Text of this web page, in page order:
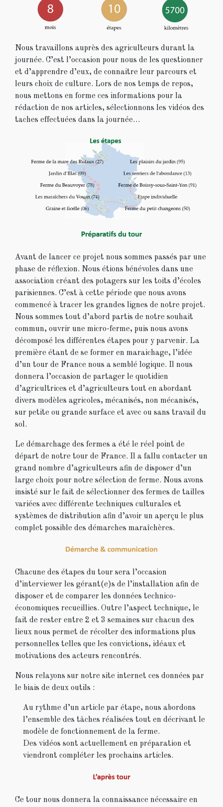
Nous travaillons auprès des agriculteurs durant la
journée. C’est l’occasion pour nous de les questionner
et d’apprendre d’eux, de connaitre leur parcours et
leurs choix de culture. Lors de nos temps de repos,
nous mettons en forme ces informations pour la
rédaction de nos articles, sélectionnons les vidéos des
taches effectuées dans la journée…
Avant de lancer ce projet nous sommes passés par une
phase de réflexion. Nous étions bénévoles dans une
association créant des potagers sur les toits d’écoles
parisiennes. C’est à cette période que nous avons
commencé à tracer les grandes lignes de notre projet.
Nous sommes tout d’abord partis de notre souhait
commun, ouvrir une micro-ferme, puis nous avons
décomposé les différentes étapes pour y parvenir. La
première étant de se former en maraichage, l’idée
d’un tour de France nous a semblé logique. Il nous
donnera l’occasion de partager le quotidien
d’agricultrices et d’agriculteurs tout en abordant
divers modèles agricoles, mécanisés, non mécanisés,
sur petite ou grande surface et avec ou sans travail du
sol.
Le démarchage des fermes a été le réel point de
départ de notre tour de France. Il a fallu contacter un
grand nombre d’agriculteurs afin de disposer d’un
large choix pour notre sélection de ferme. Nous avons
insisté sur le fait de sélectionner des fermes de tailles
variées avec différente techniques culturales et
systèmes de distribution afin d’avoir un aperçu le plus
complet possible des démarches maraîchères.
Chacune des étapes du tour sera l’occasion
d’interviewer les gérant(e)s de l’installation afin de
disposer et de comparer les données technico-
économiques recueillies. Outre l’aspect technique, le
fait de rester entre 2 et 3 semaines sur chacun des
lieux nous permet de récolter des informations plus
personnelles telles que les convictions, idéaux et
motivations des acteurs rencontrés.
Nous relayons sur notre site internet ces données par
le biais de deux outils :
Au rythme d’un article par étape, nous abordons
l’ensemble des tâches réalisées tout en décrivant le
modèle de fonctionnement de la ferme.
Des vidéos sont actuellement en préparation et
viendront compléter les prochains articles.
Ce tour nous donnera la connaissance nécessaire en